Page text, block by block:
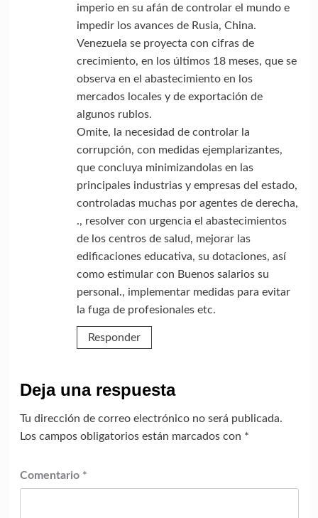
imperio en su afán de controlar el mundo e
impedir los avances de Rusia, China.
Venezuela se proyecta con cifras de
crecimiento, en los últimos 18 meses, que se
observa en el abastecimiento en los
mercados locales y de exportación de
algunos rublos.
Omite, la necesidad de controlar la
corrupción, con medidas ejemplarizantes,
que concluya minimizandolas en las
principales industrias y empresas del estado,
controladas muchas por agentes de derecha,
., resolver con urgencia el abastecimientos
de los centros de salud, mejorar las
edificaciones educativa, su dotaciones, así
como estimular con Buenos salarios su
personal., implementar medidas para evitar
la fuga de profesionales etc.
Responder
Deja una respuesta
Tu dirección de correo electrónico no será publicada.
Los campos obligatorios están marcados con *
Comentario *